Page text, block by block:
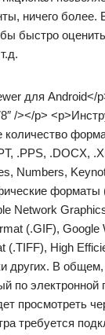
ничего более.
быстро оценить